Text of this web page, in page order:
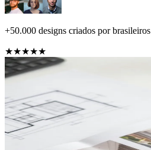
+50.000 designs criados por brasileiros
★★★★★